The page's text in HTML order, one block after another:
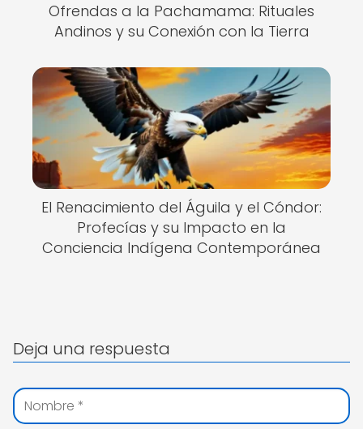
Ofrendas a la Pachamama: Rituales
Andinos y su Conexión con la Tierra
El Renacimiento del Águila y el Cóndor:
Profecías y su Impacto en la
Conciencia Indígena Contemporánea
Deja una respuesta